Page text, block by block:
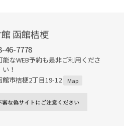
函館桔梗
46-7778
なWEB予約も是非ご利用くださ
い！
市桔梗2丁目19-12
Map